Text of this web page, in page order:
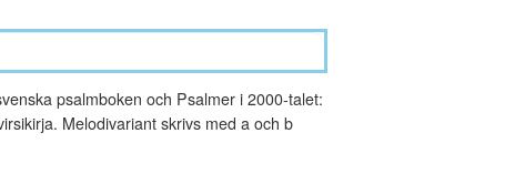
psalmboken och Psalmer i 2000-talet:
Melodivariant skrivs med a och b